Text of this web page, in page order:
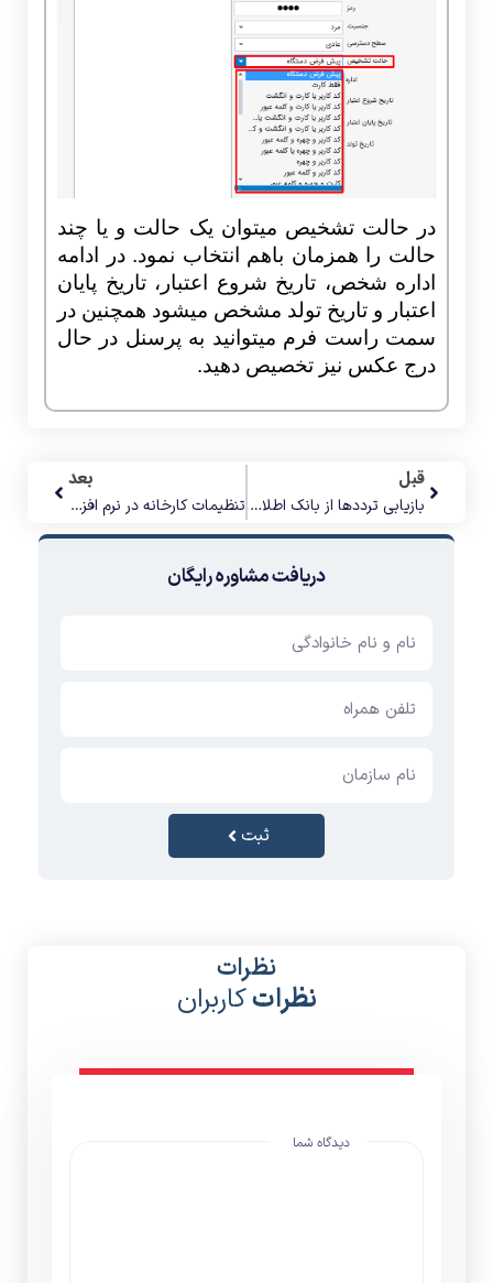
در حالت تشخیص میتوان یک حالت و یا چند
حالت را همزمان باهم انتخاب نمود. در ادامه
اداره شخص، تاریخ شروع اعتبار، تاریخ پایان
اعتبار و تاریخ تولد مشخص میشود همچنین در
سمت راست فرم میتوانید به پرسنل در حال
درج عکس نیز تخصیص دهید.
قبل
بازیابی ترددها از بانک اطلاعاتی امین
بعد
تنظیمات کارخانه در نرم افزار امین
دریافت مشاوره رایگان
ثبت
نظرات
نظراتکاربران
دیدگاه شما